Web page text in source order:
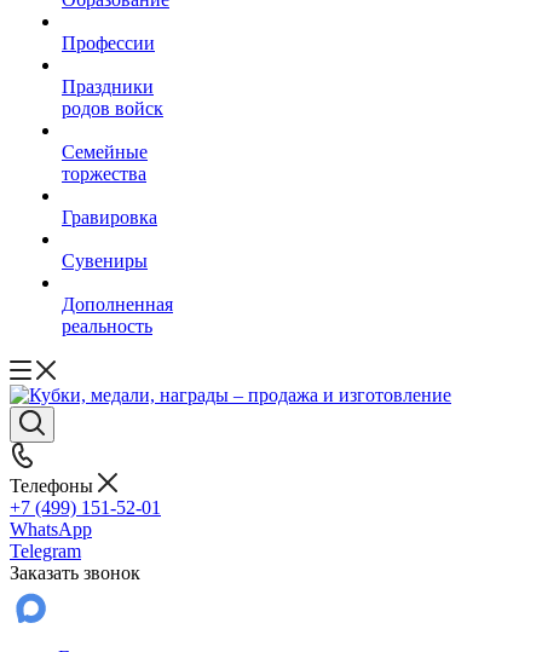
Профессии
Праздники
родов войск
Семейные
торжества
Гравировка
Сувениры
Дополненная
реальность
Телефоны
+7 (499) 151-52-01
WhatsApp
Telegram
Заказать звонок